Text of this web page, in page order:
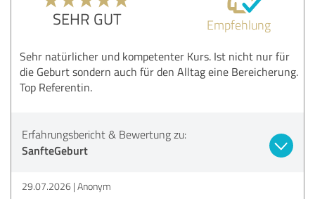
Bewertung anzeigen
SEHR GUT Empfehlung
Sehr natürlicher und kompetenter Kurs. Ist nicht nur für
die Geburt sondern auch für den Alltag eine Bereicherung.
Top Referentin.
Erfahrungsbericht & Bewertung zu:
SanfteGeburt
29.07.2026 Anonym